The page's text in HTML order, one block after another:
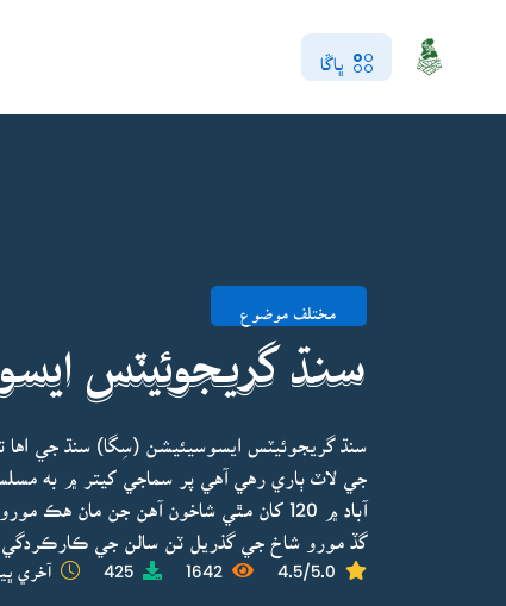
ڀاڱا
مختلف موضوع
سنڌ گريجوئيٽس
آباد ۾ 120 کان مٿي شاخون آهن جن
گڏ مورو شاخ جي گذريل ٽن سالن جي
4.5/5.0
1642
425 آخري